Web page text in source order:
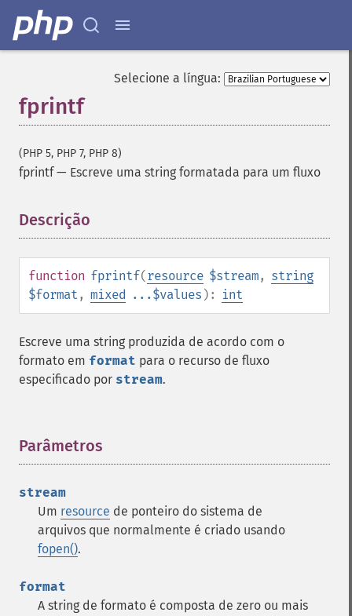
Selecione a língua:
fprintf
(PHP 5, PHP 7, PHP 8)
fprintf— Escreve uma string formatada para um fluxo
Descrição
function fprintf(resource $stream, string
$format , mixed ...$values ): int
Escreve uma string produzida de acordo com o
formato em format para o recurso de fluxo
especificado por stream.
Parâmetros
stream
Um resource de ponteiro do sistema de
arquivos que normalmente é criado usando
fopen().
format
A string de formato é composta de zero ou mais